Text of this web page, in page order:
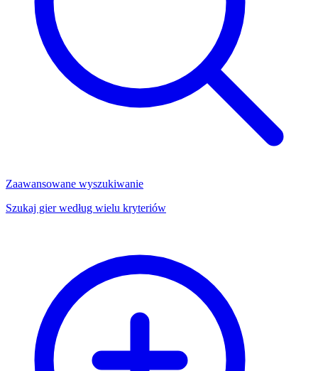
Zaawansowane wyszukiwanie
Szukaj gier według wielu kryteriów